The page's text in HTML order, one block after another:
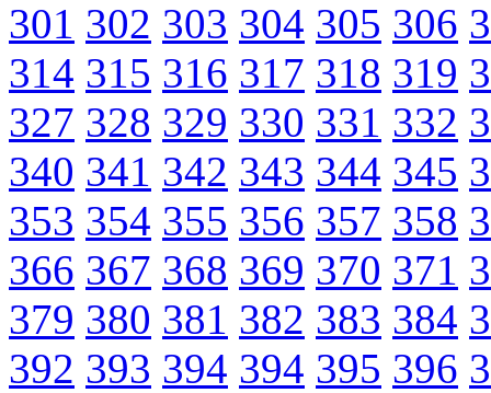
301 302 303 304 305 306
314 315 316 317 318 319
327 328 329 330 331 332
340 341 342 343 344 345
353 354 355 356 357 358
366 367 368 369 370 371
379 380 381 382 383 384
392 393 394 394 395 396